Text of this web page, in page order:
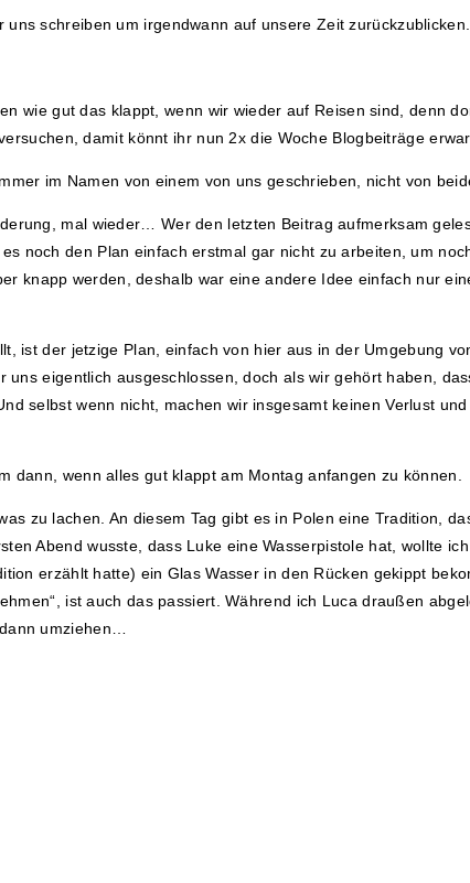
schreiben um irgendwann auf unsere Zeit
wie gut das klappt, wenn wir wieder auf Reisen sind, denn
damit könnt ihr nun 2x die Woche Blogbeiträge
im Namen von einem von uns geschrieben, nicht von
mal wieder… Wer den letzten Beitrag aufmerksam
noch den Plan einfach erstmal gar nicht zu arbeiten, um
knapp werden, deshalb war eine andere Idee einfach nur
ist der jetzige Plan, einfach von hier aus in der Umgebung
eigentlich ausgeschlossen, doch als wir gehört haben,
selbst wenn nicht, machen wir insgesamt keinen Verlust
dann, wenn alles gut klappt am Montag anfangen zu können.
zu lachen. An diesem Tag gibt es in Polen eine Tradition,
Abend wusste, dass Luke eine Wasserpistole hat, wollte
erzählt hatte) ein Glas Wasser in den Rücken gekippt
ist auch das passiert. Während ich Luca draußen
umziehen…